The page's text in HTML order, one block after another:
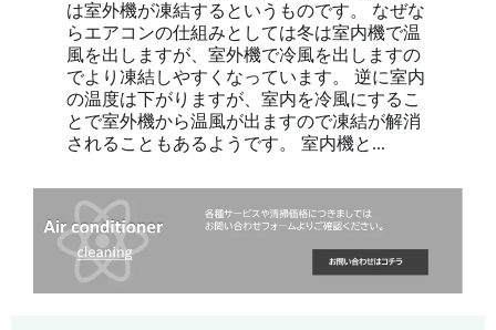
は室外機が凍結するというものです。 なぜな
らエアコンの仕組みとしては冬は室内機で温
風を出しますが、室外機で冷風を出しますの
でより凍結しやすくなっています。 逆に室内
の温度は下がりますが、室内を冷風にするこ
とで室外機から温風が出ますので凍結が解消
されることもあるようです。 室内機と...